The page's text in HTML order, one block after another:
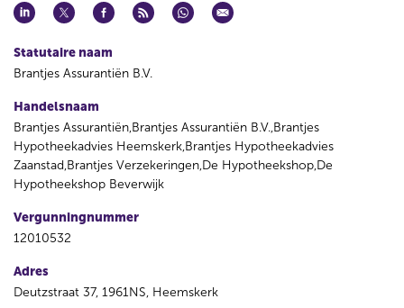
Statutaire naam
Brantjes Assurantiën B.V.
Handelsnaam
Brantjes Assurantiën,Brantjes Assurantiën B.V.,Brantjes
Hypotheekadvies Heemskerk,Brantjes Hypotheekadvies
Zaanstad,Brantjes Verzekeringen,De Hypotheekshop,De
Hypotheekshop Beverwijk
Vergunningnummer
12010532
Adres
Deutzstraat 37, 1961NS, Heemskerk